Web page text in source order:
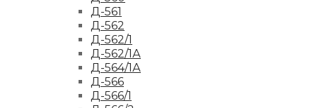
Д-561
Д-562
Д-562/1
Д-562/1А
Д-564/1А
Д-566
Д-566/1